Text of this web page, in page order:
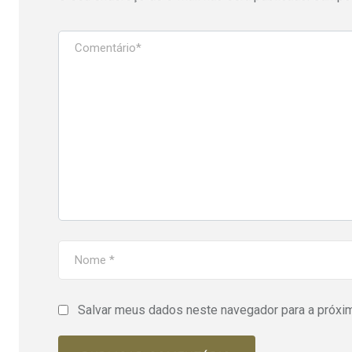
Salvar meus dados neste navegador para a